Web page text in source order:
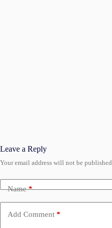
Leave a Reply
Your email address will not be published.
Name*
Add Comment *